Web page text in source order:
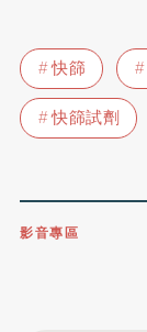
快篩
快篩試劑
影音專區